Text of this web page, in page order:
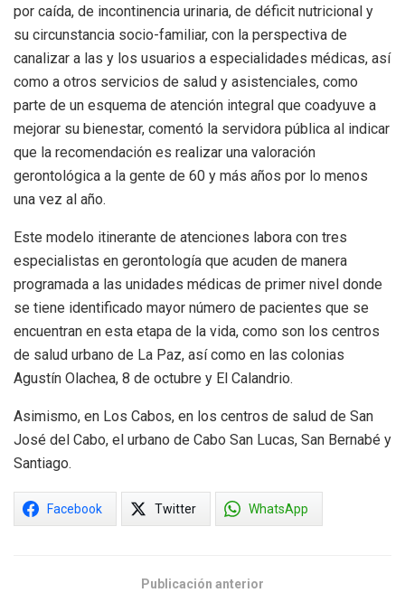
por caída, de incontinencia urinaria, de déficit nutricional y
su circunstancia socio-familiar, con la perspectiva de
canalizar a las y los usuarios a especialidades médicas, así
como a otros servicios de salud y asistenciales, como
parte de un esquema de atención integral que coadyuve a
mejorar su bienestar, comentó la servidora pública al indicar
que la recomendación es realizar una valoración
gerontológica a la gente de 60 y más años por lo menos
una vez al año.
Este modelo itinerante de atenciones labora con tres
especialistas en gerontología que acuden de manera
programada a las unidades médicas de primer nivel donde
se tiene identificado mayor número de pacientes que se
encuentran en esta etapa de la vida, como son los centros
de salud urbano de La Paz, así como en las colonias
Agustín Olachea, 8 de octubre y El Calandrio.
Asimismo, en Los Cabos, en los centros de salud de San
José del Cabo, el urbano de Cabo San Lucas, San Bernabé y
Santiago.
Facebook Twitter WhatsApp
Publicación anterior